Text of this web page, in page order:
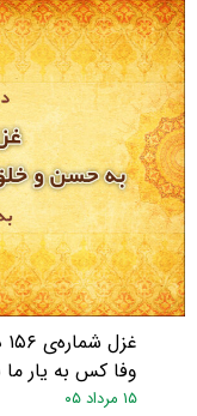
وفا کس به یار ما
۱۵ مرداد ۰۵